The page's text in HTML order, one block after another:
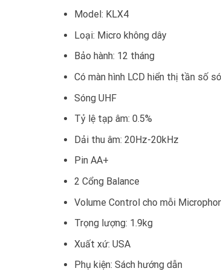
Model: KLX4
Loại: Micro không dây
Bảo hành: 12 tháng
Có màn hình LCD hiển thị tần số
Sóng UHF
Tỷ lệ tạp âm: 0.5%
Dải thu âm: 20Hz-20kHz
Pin AA+
2 Cổng Balance
Volume Control cho mỗi
Trọng lượng: 1.9kg
Xuất xứ: USA
Phụ kiện: Sách hướng dẫn